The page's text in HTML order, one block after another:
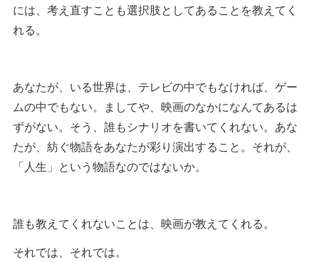
には、考え直すことも選択肢としてあることを教えてく
れる。
あなたが、いる世界は、テレビの中でもなければ、ゲー
ムの中でもない。ましてや、映画のなかになんてあるは
ずがない。そう、誰もシナリオを書いてくれない。あな
たが、紡ぐ物語をあなたが彩り演出すること。それが、
「人生」という物語なのではないか。
誰も教えてくれないことは、映画が教えてくれる。
それでは、それでは。